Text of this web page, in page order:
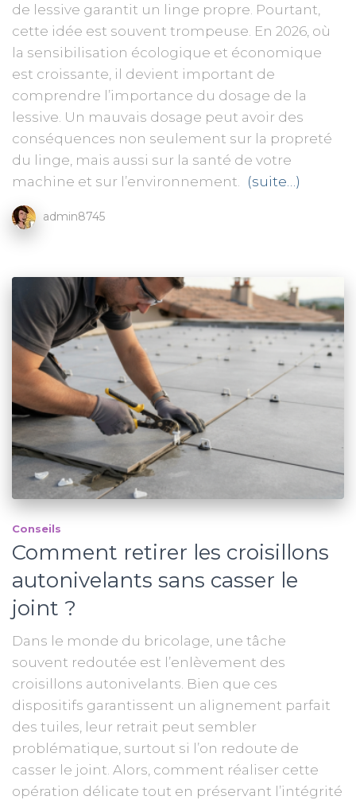
de lessive garantit un linge propre. Pourtant,
cette idée est souvent trompeuse. En 2026, où
la sensibilisation écologique et économique
est croissante, il devient important de
comprendre l’importance du dosage de la
lessive. Un mauvais dosage peut avoir des
conséquences non seulement sur la propreté
du linge, mais aussi sur la santé de votre
machine et sur l’environnement.
(suite…)
admin8745
Conseils
Comment retirer les croisillons
autonivelants sans casser le
joint ?
Dans le monde du bricolage, une tâche
souvent redoutée est l’enlèvement des
croisillons autonivelants. Bien que ces
dispositifs garantissent un alignement parfait
des tuiles, leur retrait peut sembler
problématique, surtout si l’on redoute de
casser le joint. Alors, comment réaliser cette
opération délicate tout en préservant l’intégrité